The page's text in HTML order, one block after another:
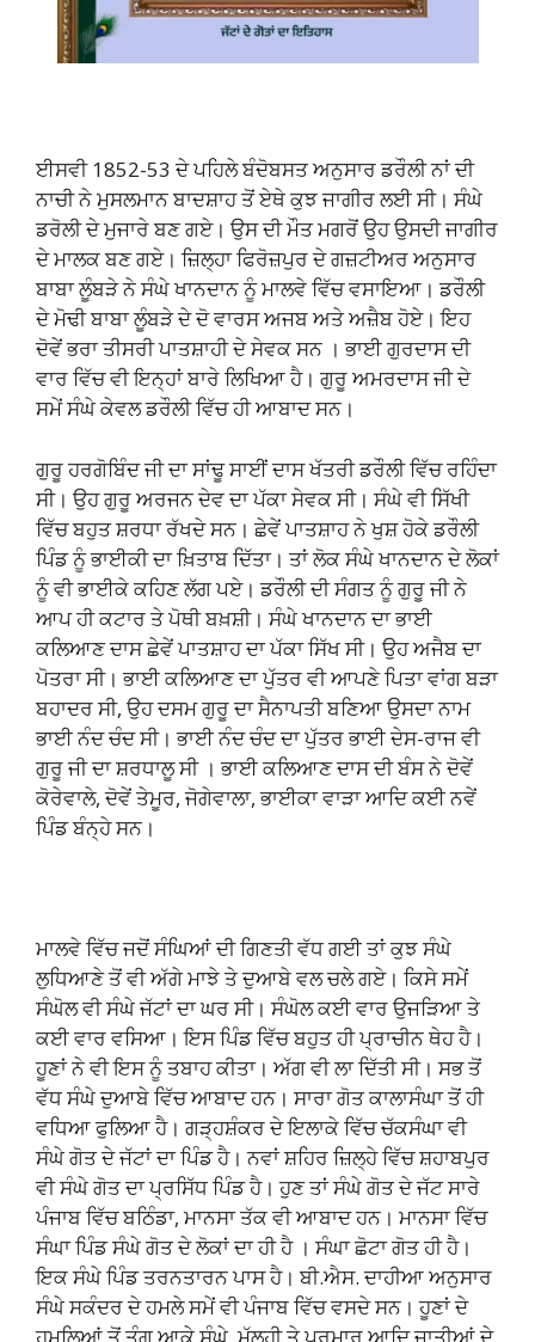
ਈਸਵੀ 1852-53 ਦੇ ਪਹਿਲੇ ਬੰਦੋਬਸਤ ਅਨੁਸਾਰ ਡਰੌਲੀ ਨਾਂ ਦੀ
ਨਾਚੀ ਨੇ ਮੁਸਲਮਾਨ ਬਾਦਸ਼ਾਹ ਤੋਂ ਏਥੇ ਕੁਝ ਜਾਗੀਰ ਲਈ ਸੀ। ਸੰਘੇ
ਡਰੋਲੀ ਦੇ ਮੁਜਾਰੇ ਬਣ ਗਏ। ਉਸ ਦੀ ਮੌਤ ਮਗਰੋਂ ਉਹ ਉਸਦੀ ਜਾਗੀਰ
ਦੇ ਮਾਲਕ ਬਣ ਗਏ। ਜ਼ਿਲ੍ਹਾ ਫਿਰੋਜ਼ਪੁਰ ਦੇ ਗਜ਼ਟੀਅਰ ਅਨੁਸਾਰ
ਬਾਬਾ ਲੂੰਬੜੇ ਨੇ ਸੰਘੇ ਖਾਨਦਾਨ ਨੂੰ ਮਾਲਵੇ ਵਿੱਚ ਵਸਾਇਆ। ਡਰੌਲੀ
ਦੇ ਮੋਢੀ ਬਾਬਾ ਲੂੰਬੜੇ ਦੇ ਦੋ ਵਾਰਸ ਅਜਬ ਅਤੇ ਅਜ਼ੈਬ ਹੋਏ। ਇਹ
ਦੋਵੇਂ ਭਰਾ ਤੀਸਰੀ ਪਾਤਸ਼ਾਹੀ ਦੇ ਸੇਵਕ ਸਨ । ਭਾਈ ਗੁਰਦਾਸ ਦੀ
ਵਾਰ ਵਿੱਚ ਵੀ ਇਨ੍ਹਾਂ ਬਾਰੇ ਲਿਖਿਆ ਹੈ। ਗੁਰੂ ਅਮਰਦਾਸ ਜੀ ਦੇ
ਸਮੇਂ ਸੰਘੇ ਕੇਵਲ ਡਰੌਲੀ ਵਿੱਚ ਹੀ ਆਬਾਦ ਸਨ।
ਗੁਰੂ ਹਰਗੋਬਿੰਦ ਜੀ ਦਾ ਸਾਂਢੂ ਸਾਈਂ ਦਾਸ ਖੱਤਰੀ ਡਰੌਲੀ ਵਿੱਚ ਰਹਿੰਦਾ
ਸੀ। ਉਹ ਗੁਰੂ ਅਰਜਨ ਦੇਵ ਦਾ ਪੱਕਾ ਸੇਵਕ ਸੀ। ਸੰਘੇ ਵੀ ਸਿੱਖੀ
ਵਿੱਚ ਬਹੁਤ ਸ਼ਰਧਾ ਰੱਖਦੇ ਸਨ। ਛੇਵੇਂ ਪਾਤਸ਼ਾਹ ਨੇ ਖੁਸ਼ ਹੋਕੇ ਡਰੌਲੀ
ਪਿੰਡ ਨੂੰ ਭਾਈਕੀ ਦਾ ਖ਼ਿਤਾਬ ਦਿੱਤਾ। ਤਾਂ ਲੋਕ ਸੰਘੇ ਖਾਨਦਾਨ ਦੇ ਲੋਕਾਂ
ਨੂੰ ਵੀ ਭਾਈਕੇ ਕਹਿਣ ਲੱਗ ਪਏ। ਡਰੌਲੀ ਦੀ ਸੰਗਤ ਨੂੰ ਗੁਰੂ ਜੀ ਨੇ
ਆਪ ਹੀ ਕਟਾਰ ਤੇ ਪੋਥੀ ਬਖ਼ਸ਼ੀ। ਸੰਘੇ ਖਾਨਦਾਨ ਦਾ ਭਾਈ
ਕਲਿਆਣ ਦਾਸ ਛੇਵੇਂ ਪਾਤਸ਼ਾਹ ਦਾ ਪੱਕਾ ਸਿੱਖ ਸੀ। ਉਹ ਅਜੈਬ ਦਾ
ਪੋਤਰਾ ਸੀ। ਭਾਈ ਕਲਿਆਣ ਦਾ ਪੁੱਤਰ ਵੀ ਆਪਣੇ ਪਿਤਾ ਵਾਂਗ ਬੜਾ
ਬਹਾਦਰ ਸੀ, ਉਹ ਦਸਮ ਗੁਰੂ ਦਾ ਸੈਨਾਪਤੀ ਬਣਿਆ ਉਸਦਾ ਨਾਮ
ਭਾਈ ਨੰਦ ਚੰਦ ਸੀ। ਭਾਈ ਨੰਦ ਚੰਦ ਦਾ ਪੁੱਤਰ ਭਾਈ ਦੇਸ-ਰਾਜ ਵੀ
ਗੁਰੂ ਜੀ ਦਾ ਸ਼ਰਧਾਲੂ ਸੀ । ਭਾਈ ਕਲਿਆਣ ਦਾਸ ਦੀ ਬੰਸ ਨੇ ਦੋਵੇਂ
ਕੋਰੇਵਾਲੇ, ਦੋਵੇਂ ਤੇਮੂਰ, ਜੋਗੇਵਾਲਾ, ਭਾਈਕਾ ਵਾੜਾ ਆਦਿ ਕਈ ਨਵੇਂ
ਪਿੰਡ ਬੰਨ੍ਹੇ ਸਨ।
ਮਾਲਵੇ ਵਿੱਚ ਜਦੋਂ ਸੰਘਿਆਂ ਦੀ ਗਿਣਤੀ ਵੱਧ ਗਈ ਤਾਂ ਕੁਝ ਸੰਘੇ
ਲੁਧਿਆਣੇ ਤੋਂ ਵੀ ਅੱਗੇ ਮਾਝੇ ਤੇ ਦੁਆਬੇ ਵਲ ਚਲੇ ਗਏ। ਕਿਸੇ ਸਮੇਂ
ਸੰਘੋਲ ਵੀ ਸੰਘੇ ਜੱਟਾਂ ਦਾ ਘਰ ਸੀ। ਸੰਘੋਲ ਕਈ ਵਾਰ ਉਜੜਿਆ ਤੇ
ਕਈ ਵਾਰ ਵਸਿਆ। ਇਸ ਪਿੰਡ ਵਿੱਚ ਬਹੁਤ ਹੀ ਪ੍ਰਾਚੀਨ ਥੇਹ ਹੈ।
ਹੂਣਾਂ ਨੇ ਵੀ ਇਸ ਨੂੰ ਤਬਾਹ ਕੀਤਾ। ਅੱਗ ਵੀ ਲਾ ਦਿੱਤੀ ਸੀ। ਸਭ ਤੋਂ
ਵੱਧ ਸੰਘੇ ਦੁਆਬੇ ਵਿੱਚ ਆਬਾਦ ਹਨ। ਸਾਰਾ ਗੋਤ ਕਾਲਾਸੰਘਾ ਤੋਂ ਹੀ
ਵਧਿਆ ਫੁਲਿਆ ਹੈ। ਗੜ੍ਹਸ਼ੰਕਰ ਦੇ ਇਲਾਕੇ ਵਿੱਚ ਚੱਕਸੰਘਾ ਵੀ
ਸੰਘੇ ਗੋਤ ਦੇ ਜੱਟਾਂ ਦਾ ਪਿੰਡ ਹੈ। ਨਵਾਂ ਸ਼ਹਿਰ ਜ਼ਿਲ੍ਹੇ ਵਿੱਚ ਸ਼ਹਾਬਪੁਰ
ਵੀ ਸੰਘੇ ਗੋਤ ਦਾ ਪ੍ਰਸਿੱਧ ਪਿੰਡ ਹੈ। ਹੁਣ ਤਾਂ ਸੰਘੇ ਗੋਤ ਦੇ ਜੱਟ ਸਾਰੇ
ਪੰਜਾਬ ਵਿੱਚ ਬਠਿੰਡਾ, ਮਾਨਸਾ ਤੱਕ ਵੀ ਆਬਾਦ ਹਨ। ਮਾਨਸਾ ਵਿੱਚ
ਸੰਘਾ ਪਿੰਡ ਸੰਘੇ ਗੋਤ ਦੇ ਲੋਕਾਂ ਦਾ ਹੀ ਹੈ । ਸੰਘਾ ਛੋਟਾ ਗੋਤ ਹੀ ਹੈ।
ਇਕ ਸੰਘੇ ਪਿੰਡ ਤਰਨਤਾਰਨ ਪਾਸ ਹੈ। ਬੀ.ਐਸ. ਦਾਹੀਆ ਅਨੁਸਾਰ
ਸੰਘੇ ਸਕੰਦਰ ਦੇ ਹਮਲੇ ਸਮੇਂ ਵੀ ਪੰਜਾਬ ਵਿੱਚ ਵਸਦੇ ਸਨ। ਹੂਣਾਂ ਦੇ
ਹਮਲਿਆਂ ਤੋਂ ਤੰਗ ਆਕੇ ਸੰਘੇ, ਮੱਲ੍ਹੀ ਤੇ ਪਰਮਾਰ ਆਦਿ ਜਾਤੀਆਂ ਦੇ